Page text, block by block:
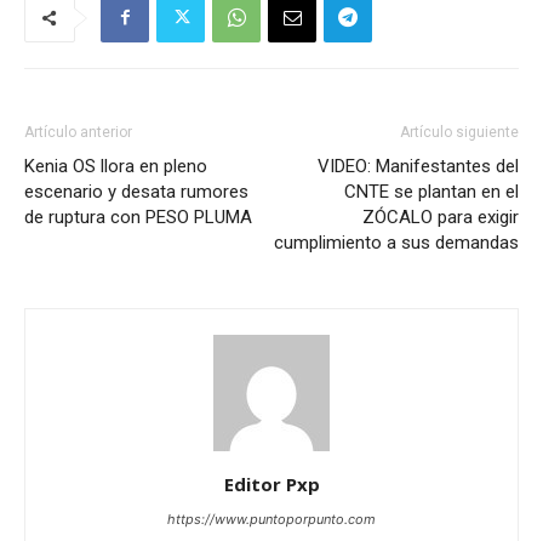
Artículo anterior
Kenia OS llora en pleno
escenario y desata rumores
de ruptura con PESO PLUMA
Artículo siguiente
VIDEO: Manifestantes del
CNTE se plantan en el
ZÓCALO para exigir
cumplimiento a sus demandas
Editor Pxp
https://www.puntoporpunto.com